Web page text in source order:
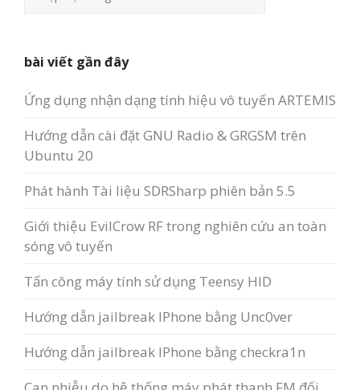
bài viết gần đây
Ứng dụng nhận dạng tính hiệu vô tuyến ARTEMIS
Hướng dẫn cài đặt GNU Radio & GRGSM trên
Ubuntu 20
Phát hành Tài liệu SDRSharp phiên bản 5.5
Giới thiệu EvilCrow RF trong nghiên cứu an toàn
sóng vô tuyến
Tấn công máy tính sử dụng Teensy HID
Hướng dẫn jailbreak IPhone bằng Unc0ver
Hướng dẫn jailbreak IPhone bằng checkra1n